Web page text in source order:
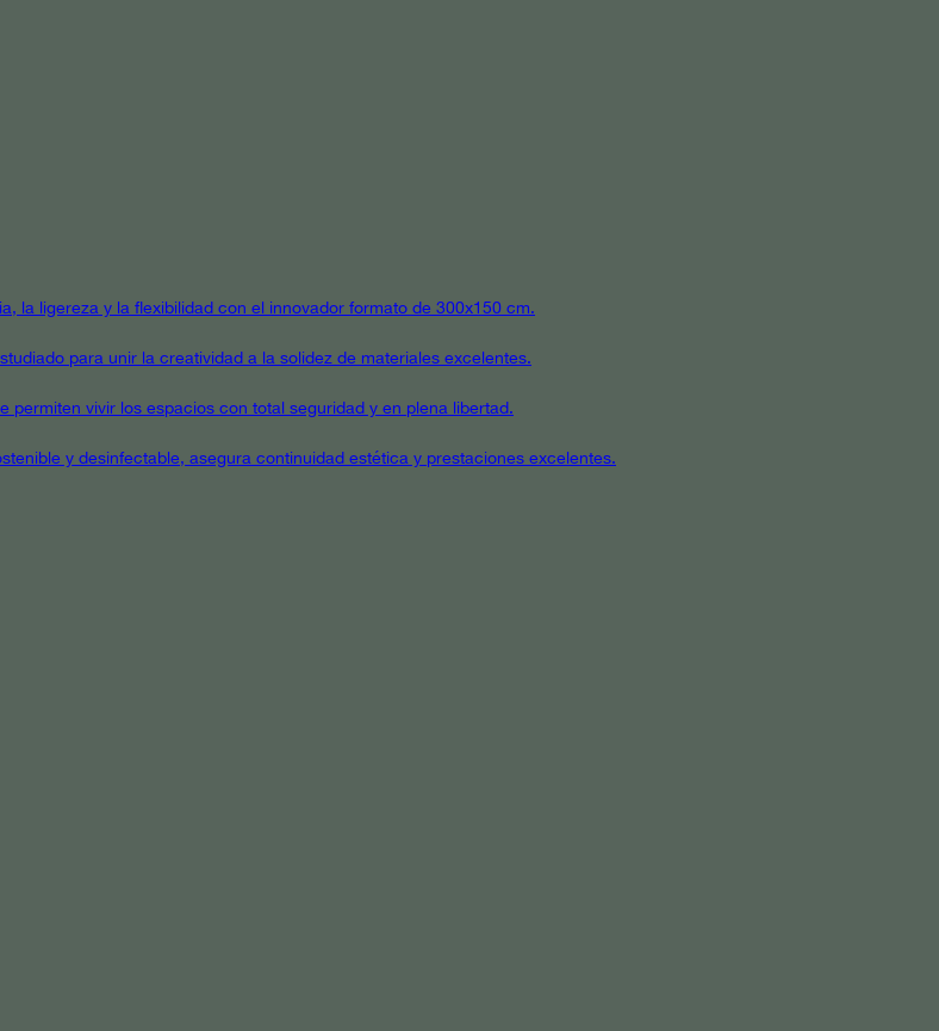
la ligereza y la flexibilidad con el innovador formato de 300x150 cm.
para unir la creatividad a la solidez de materiales excelentes.
vivir los espacios con total seguridad y en plena libertad.
y desinfectable, asegura continuidad estética y prestaciones excelentes.